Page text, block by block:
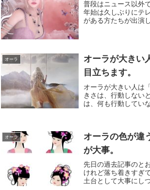
普段はニュース以外
年始は久しぶりにテ
がある方たちが出演
オーラ
オーラが大きい
目立ちます。
オーラが大きい人は
きさは、行動しない
は、何も行動してい
オーラ
オーラの色が違
が大事。
先日の過去記事のと
けれど落ち着きすぎ
土台として大事にし